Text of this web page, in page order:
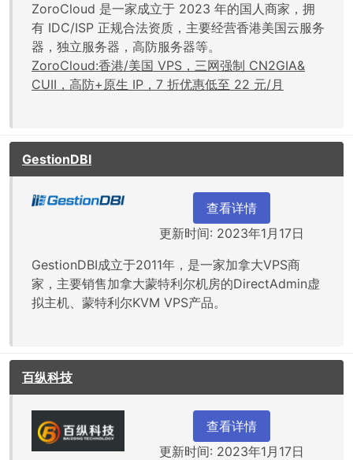
ZoroCloud 是一家成立于 2023 年的国人商家，拥
有 IDC/ISP 正规合法资质，主要经营香港美国云服务
器，独立服务器，高防服务器等。
ZoroCloud:香港/美国 VPS，三网强制 CN2GIA&
CUII，高防+原生 IP，7 折优惠低至 22 元/月
GestionDBI
查看详情
更新时间: 2023年1月17日
GestionDBI成立于2011年，是一家加拿大VPS商
家，主要销售加拿大蒙特利尔机房的DirectAdmin虚
拟主机、蒙特利尔KVM VPS产品。
百纵科技
查看详情
更新时间: 2023年1月17日